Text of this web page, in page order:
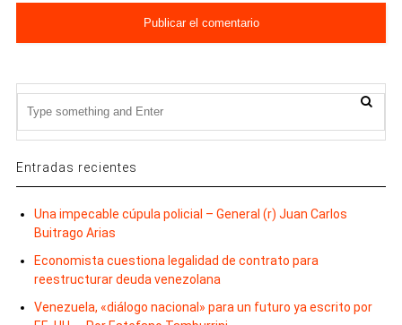
Entradas recientes
Una impecable cúpula policial – General (r) Juan Carlos
Buitrago Arias
Economista cuestiona legalidad de contrato para
reestructurar deuda venezolana
Venezuela, «diálogo nacional» para un futuro ya escrito por